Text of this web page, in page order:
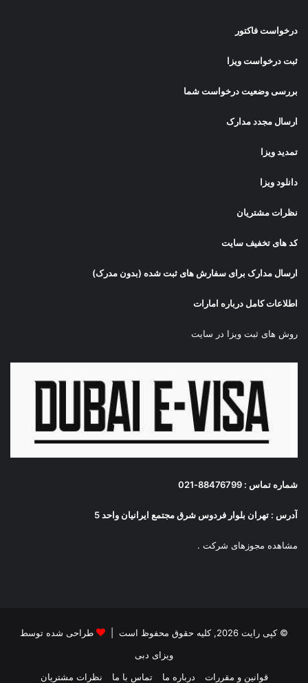
درخواست فاکتور
ثبت درخواست ویزا
بررسی وضعیت درخواست شما
ارسال مجدد مدارک
تمدید ویزا
دانلود ویزا
نظرات مشتریان
کد های تخفیف سایت
ارسال مدارک برای سفارش های ثبت شده (بدون مدرک)
اطلاعات کامل درباره امارات
روش های ثبت ویزا در سایت
شماره تماس : 88476799-021
آدرس : تهران بلوار فردوس شرق مجتمع ایرانیان واحد 5
مشاهده مجوزهای شرکت .
© کپی رایت 2026, کلیه حقوق محفوظ است |
طراحی شده توسط
ویزای دبی
قوانین و مقررات
درباره ما تماس با ما نظرات مشتریان